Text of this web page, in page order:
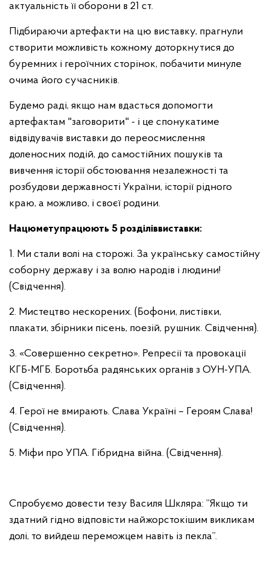
актуальність її оборони в 21 ст.
Підбираючи артефакти на цю виставку, прагнули
створити можливість кожному доторкнутися до
буремних і героїчних сторінок, побачити минуле
очима його сучасників.
Будемо раді, якщо нам вдасться допомогти
артефактам "заговорити" - і це спонукатиме
відвідувачів виставки до переосмислення
доленосних подій, до самостійних пошуків та
вивчення історії обстоювання незалежності та
розбудови державності України, історії рідного
краю, а можливо, і своєї родини.
Нацюметупрацюють 5 розділіввиставки:
1. Ми стали волі на сторожі. За українську самостійну
соборну державу і за волю народів і людини!
(Свідчення).
2. Мистецтво нескорених. (Бофони, листівки,
плакати, збірники пісень, поезій, рушник. Свідчення).
3. «Совершенно секретно». Репресії та провокації
КГБ-МГБ. Боротьба радянських органів з ОУН-УПА.
(Свідчення).
4. Герої не вмирають. Слава Україні – Героям Слава!
(Свідчення).
5. Міфи про УПА. Гібридна війна. (Свідчення).
Спробуємо довести тезу Василя Шкляра: ”Якщо ти
здатний гідно відповісти найжорстокішим викликам
долі, то вийдеш переможцем навіть із пекла”.